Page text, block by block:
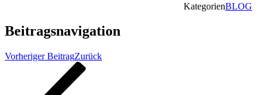
KategorienBLOG
Beitragsnavigation
Vorheriger BeitragZurück